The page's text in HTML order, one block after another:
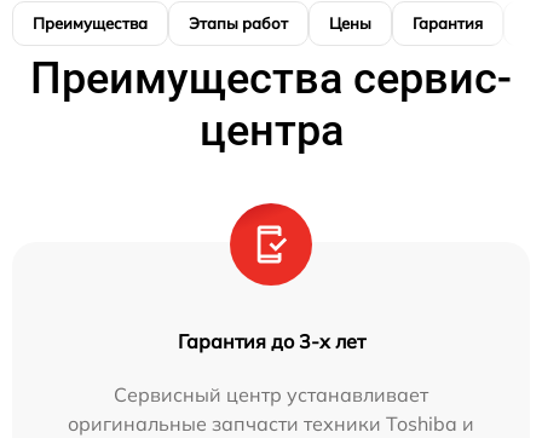
Преимущества Этапы работ Цены Гарантия
Преимущества сервис-
центра
Гарантия до 3-х лет
Сервисный центр устанавливает
оригинальные запчасти техники Toshiba и